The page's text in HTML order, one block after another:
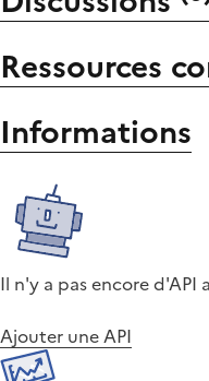
Ressources
Informations
Il n'y a pas encore d'API
Ajouter une API